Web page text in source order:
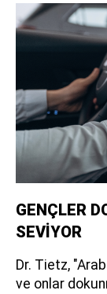
GENÇLER
SEVİYOR
Dr. Tietz,
ve onlar